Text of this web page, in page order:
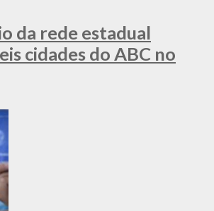
da rede estadual
cidades do ABC no